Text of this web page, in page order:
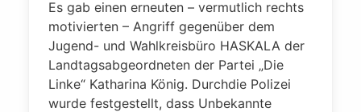
Es gab einen erneuten – vermutlich rechts
motivierten – Angriff gegenüber dem
Jugend- und Wahlkreisbüro HASKALA der
Landtagsabgeordneten der Partei „Die
Linke“ Katharina König. Durchdie Polizei
wurde festgestellt, dass Unbekannte